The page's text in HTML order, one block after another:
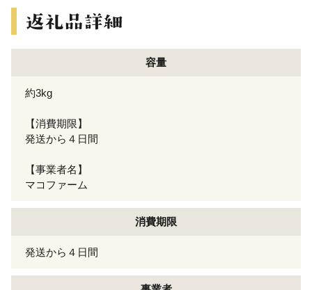
容量
約3kg
【消費期限】
発送から４日間
【事業者名】
マコファーム
消費期限
発送から４日間